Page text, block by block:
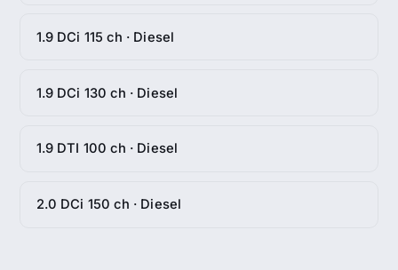
1.9 DCi 115 ch · Diesel
1.9 DCi 130 ch · Diesel
1.9 DTI 100 ch · Diesel
2.0 DCi 150 ch · Diesel